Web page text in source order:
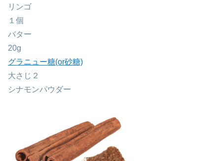
リンゴ
１個
バター
20g
グラニュー糖(or砂糖)
大さじ２
シナモンパウダー